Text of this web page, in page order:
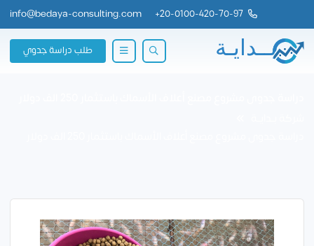
20-0100-420-70-97
+
info@bedaya-consulting.com
طلب دراسة جدوي